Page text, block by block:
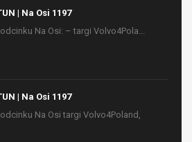
| Na Osi 1197
Na Osi: – targi Volvo4Pola...
| Na Osi 1197
Na Osi targi Volvo4Poland,